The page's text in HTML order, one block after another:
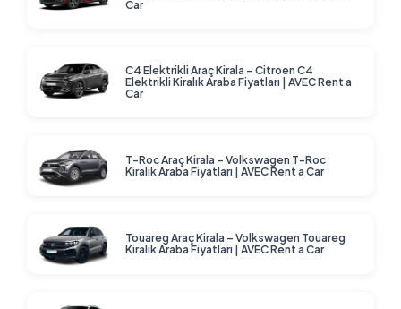
Car
C4 Elektrikli Araç Kirala – Citroen C4
Elektrikli Kiralık Araba Fiyatları | AVEC Rent a
Car
T-Roc Araç Kirala – Volkswagen T-Roc
Kiralık Araba Fiyatları | AVEC Rent a Car
Touareg Araç Kirala – Volkswagen Touareg
Kiralık Araba Fiyatları | AVEC Rent a Car